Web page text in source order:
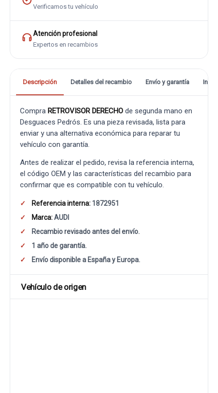
Verificamos tu vehículo
Atención profesional
Expertos en recambios
Descripción Detalles del recambio Envío y garantía
Compra RETROVISOR DERECHO de segunda mano en
Desguaces Pedrós. Es una pieza revisada, lista para
enviar y una alternativa económica para reparar tu
vehículo con garantía.
Antes de realizar el pedido, revisa la referencia interna,
el código OEM y las características del recambio para
confirmar que es compatible con tu vehículo.
Referencia interna: 1872951
Marca:AUDI
Recambio revisado antes del envío.
1 año de garantía.
Envío disponible a España y Europa.
Vehículo de origen